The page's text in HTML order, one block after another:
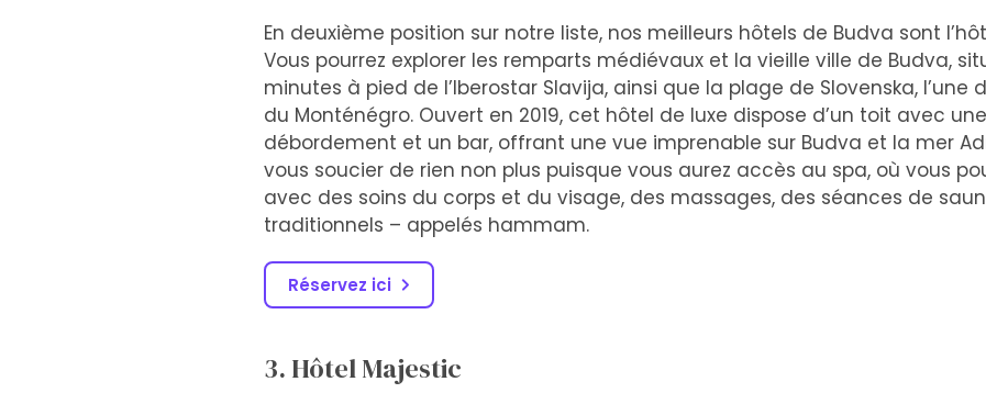
En deuxième position sur notre liste, nos meilleurs hôtels de Budva sont
Vous pourrez explorer les remparts médiévaux et la vieille ville de Budva,
minutes à pied de l’Iberostar Slavija, ainsi que la plage de Slovenska, l’une
du Monténégro. Ouvert en 2019, cet hôtel de luxe dispose d’un toit avec
débordement et un bar, offrant une vue imprenable sur Budva et la mer
vous soucier de rien non plus puisque vous aurez accès au spa, où vous
avec des soins du corps et du visage, des massages, des séances de
traditionnels – appelés hammam.
Réservez ici
3. Hôtel Majestic